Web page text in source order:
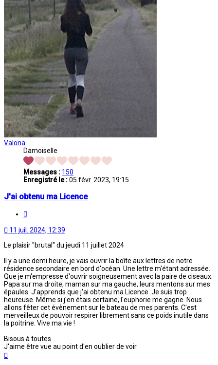
Valona
Damoiselle
Messages : 150
Enregistré le :05 févr. 2023, 19:15
J'ai obtenu ma Licence
11 juil. 2024, 12:39
Le plaisir "brutal" du jeudi 11 juillet 2024
Il y a une demi heure, je vais ouvrir la boîte aux lettres de notre
résidence secondaire en bord d'océan. Une lettre m'étant adressée.
Que je m'empresse d'ouvrir soigneusement avec la paire de ciseaux.
Papa sur ma droite, maman sur ma gauche, leurs mentons sur mes
épaules. J'apprends que j'ai obtenu ma Licence. Je suis trop
heureuse. Même si j'en étais certaine, l'euphorie me gagne. Nous
allons fêter cet évènement sur le bateau de mes parents. C'est
merveilleux de pouvoir respirer librement sans ce poids inutile dans
la poitrine. Vive ma vie !
Bisous à toutes
J'aime être vue au point d'en oublier de voir